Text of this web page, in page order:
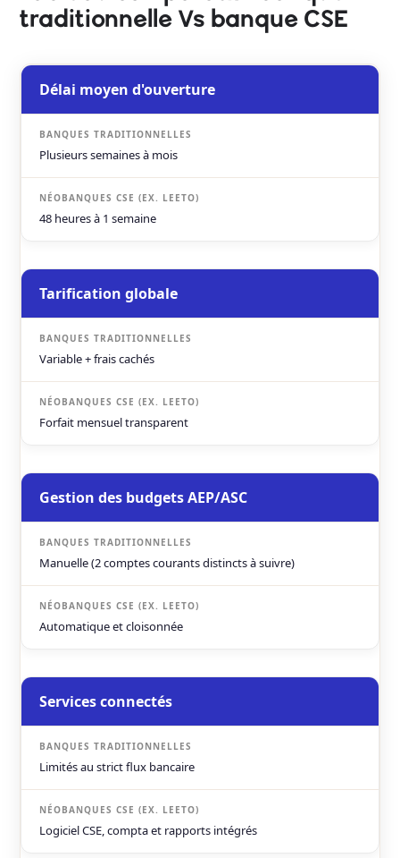
traditionnelle Vs banque CSE
Délai moyen d'ouverture
Plusieurs semaines à mois
48 heures à 1 semaine
Tarification globale
Variable + frais cachés
Forfait mensuel transparent
Gestion des budgets AEP/ASC
Manuelle (2 comptes courants distincts à suivre)
Automatique et cloisonnée
Services connectés
Limités au strict flux bancaire
Logiciel CSE, compta et rapports intégrés